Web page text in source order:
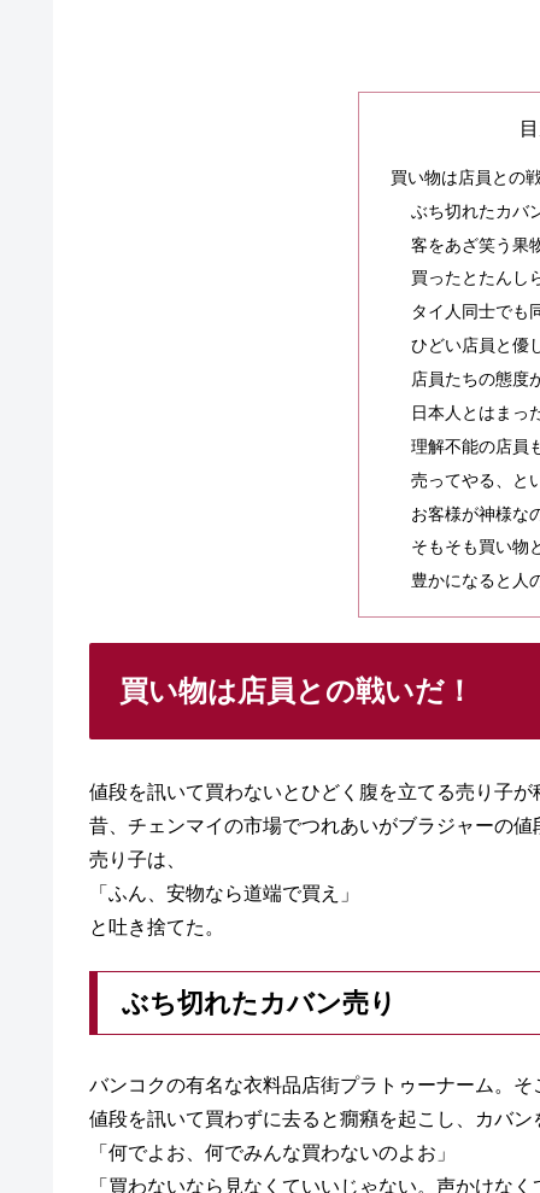
買い物は店員との
ぶち切れたカバ
客をあざ笑う果
買ったとたんし
タイ人同士でも
ひどい店員と優
店員たちの態度
日本人とはまっ
理解不能の店員
売ってやる、と
お客様が神様な
そもそも買い物
豊かになると人
買い物は店員との戦いだ！
値段を訊いて買わないとひどく腹を立てる売り子が
昔、チェンマイの市場でつれあいがブラジャーの
売り子は、
「ふん、安物なら道端で買え」
と吐き捨てた。
ぶち切れたカバン売り
バンコクの有名な衣料品店街プラトゥーナーム。
値段を訊いて買わずに去ると癇癪を起こし、カバ
「何でよお、何でみんな買わないのよお」
「買わないなら見なくていいじゃない。声かけな